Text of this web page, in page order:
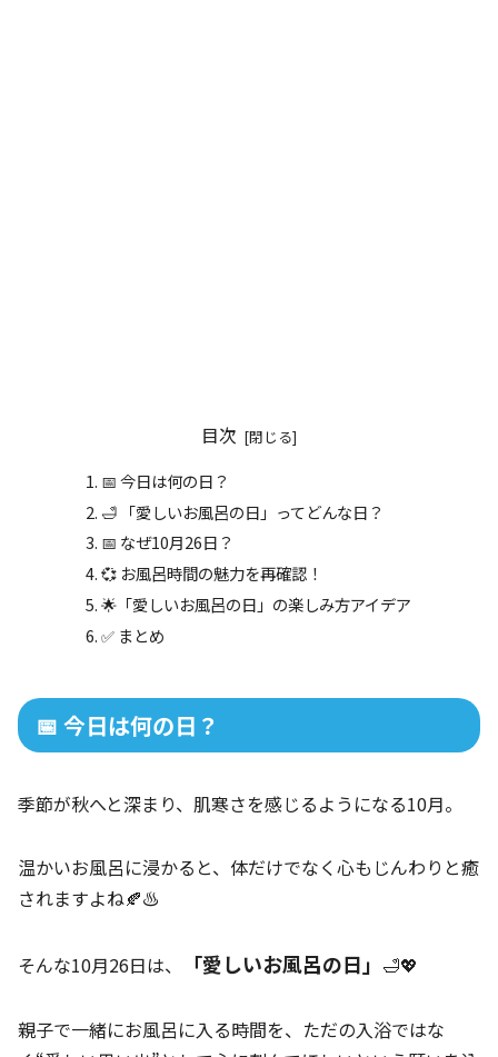
目次
📅 今日は何の日？
🛁 「愛しいお風呂の日」ってどんな日？
📅 なぜ10月26日？
💞 お風呂時間の魅力を再確認！
🌟「愛しいお風呂の日」の楽しみ方アイデア
✅ まとめ
📅 今日は何の日？
季節が秋へと深まり、肌寒さを感じるようになる10月。
温かいお風呂に浸かると、体だけでなく心もじんわりと癒
されますよね🍂♨️
そんな10月26日は、 「愛しいお風呂の日」 🛁💖
親子で一緒にお風呂に入る時間を、ただの入浴ではな